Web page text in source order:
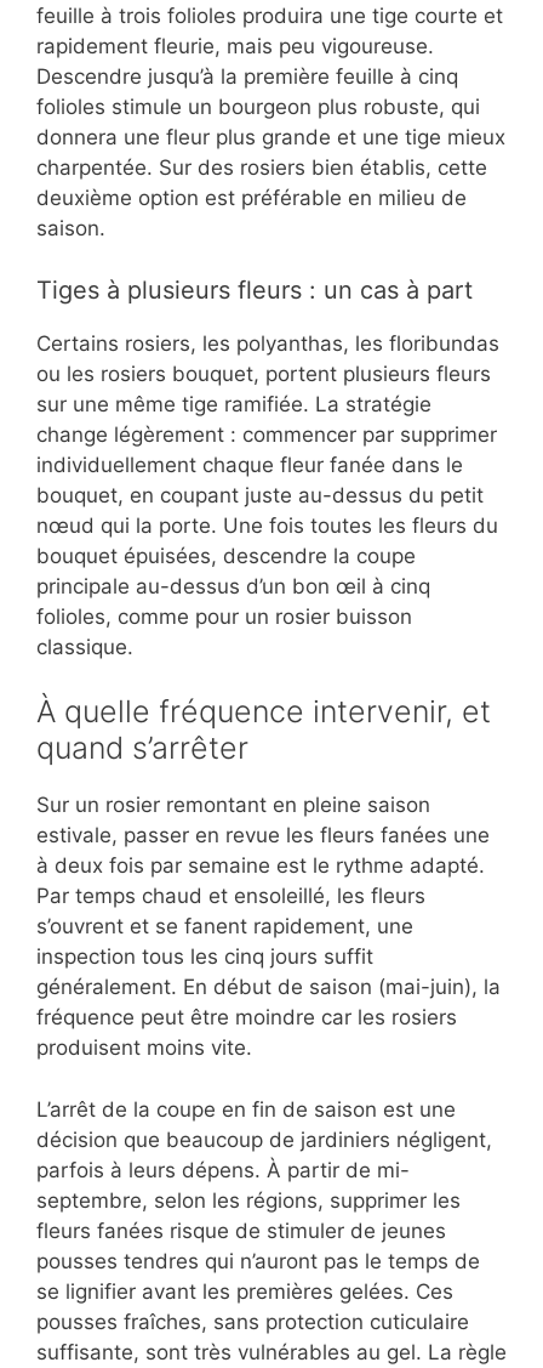
feuille à trois folioles produira une tige courte et
rapidement fleurie, mais peu vigoureuse.
Descendre jusqu’à la première feuille à cinq
folioles stimule un bourgeon plus robuste, qui
donnera une fleur plus grande et une tige mieux
charpentée. Sur des rosiers bien établis, cette
deuxième option est préférable en milieu de
saison.
Tiges à plusieurs fleurs : un cas à part
Certains rosiers, les polyanthas, les floribundas
ou les rosiers bouquet, portent plusieurs fleurs
sur une même tige ramifiée. La stratégie
change légèrement : commencer par supprimer
individuellement chaque fleur fanée dans le
bouquet, en coupant juste au-dessus du petit
nœud qui la porte. Une fois toutes les fleurs du
bouquet épuisées, descendre la coupe
principale au-dessus d’un bon œil à cinq
folioles, comme pour un rosier buisson
classique.
À quelle fréquence intervenir, et
quand s’arrêter
Sur un rosier remontant en pleine saison
estivale, passer en revue les fleurs fanées une
à deux fois par semaine est le rythme adapté.
Par temps chaud et ensoleillé, les fleurs
s’ouvrent et se fanent rapidement, une
inspection tous les cinq jours suffit
généralement. En début de saison (mai-juin), la
fréquence peut être moindre car les rosiers
produisent moins vite.
L’arrêt de la coupe en fin de saison est une
décision que beaucoup de jardiniers négligent,
parfois à leurs dépens. À partir de mi-
septembre, selon les régions, supprimer les
fleurs fanées risque de stimuler de jeunes
pousses tendres qui n’auront pas le temps de
se lignifier avant les premières gelées. Ces
pousses fraîches, sans protection cuticulaire
suffisante, sont très vulnérables au gel. La règle